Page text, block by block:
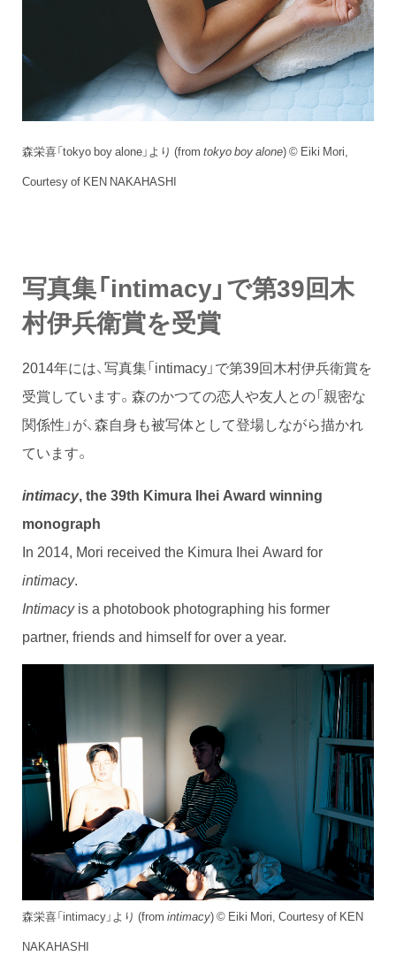
森栄喜「tokyo boy alone」より (from tokyo boy alone) © Eiki Mori,
Courtesy of KEN NAKAHASHI
写真集「intimacy」で第39回木
村伊兵衛賞を受賞
2014年には、写真集「intimacy」で第39回木村伊兵衛賞を
受賞しています。森のかつての恋人や友人との「親密な
関係性」が、森自身も被写体として登場しながら描かれ
ています。
intimacy, the 39th Kimura Ihei Award winning
monograph
In 2014, Mori received the Kimura Ihei Award for
intimacy.
Intimacyis a photobook photographing his former
partner, friends and himself for over a year.
森栄喜「intimacy」より (from intimacy) © Eiki Mori, Courtesy of KEN
NAKAHASHI